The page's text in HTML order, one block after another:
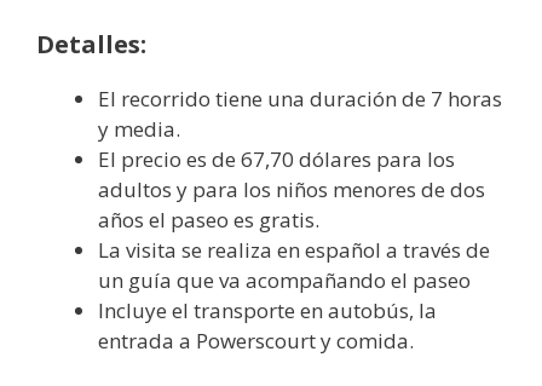
Detalles:
El recorrido tiene una duración de 7 horas
y media.
El precio es de 67,70 dólares para los
adultos y para los niños menores de dos
años el paseo es gratis.
La visita se realiza en español a través de
un guía que va acompañando el paseo
Incluye el transporte en autobús, la
entrada a Powerscourt y comida.